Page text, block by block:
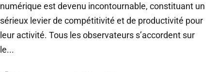
numérique est devenu incontournable, constituant un
sérieux levier de compétitivité et de productivité pour
leur activité. Tous les observateurs s’accordent sur
le...